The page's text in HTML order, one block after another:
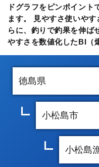
ドグラフをピンポイント
ます。 見やすさ使いや
らに、釣りで釣果を伸ば
やすさを数値化したBI（